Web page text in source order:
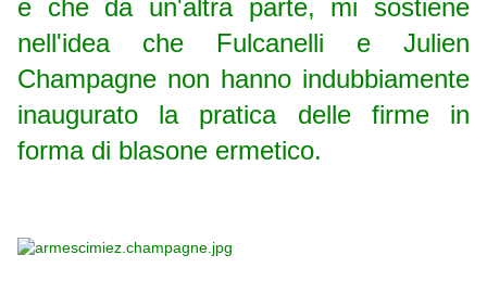
e che da un'altra parte, mi sostiene
nell'idea che Fulcanelli e Julien
Champagne non hanno indubbiamente
inaugurato la pratica delle firme in
forma di blasone ermetico.